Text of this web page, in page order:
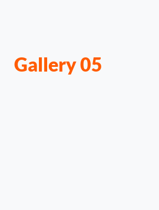
Gallery 05